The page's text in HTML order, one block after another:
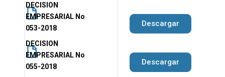
DECISION
EMPRESARIAL No
053-2018
Descargar
DECISION
EMPRESARIAL No
055-2018
Descargar